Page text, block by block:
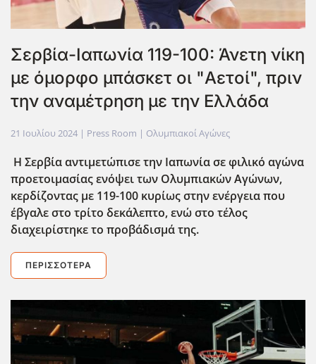
Σερβία-Ιαπωνία 119-100: Άνετη νίκη
με όμορφο μπάσκετ οι "Αετοί", πριν
την αναμέτρηση με την Ελλάδα
21 Ιουλίου 2024 | Press Room | Ολυμπιακοί Αγώνες
Η Σερβία αντιμετώπισε την Ιαπωνία σε φιλικό αγώνα
προετοιμασίας ενόψει των Ολυμπιακών Αγώνων,
κερδίζοντας με 119-100 κυρίως στην ενέργεια που
έβγαλε στο τρίτο δεκάλεπτο, ενώ στο τέλος
διαχειρίστηκε το προβάδισμά της.
ΠΕΡΙΣΣΌΤΕΡΑ